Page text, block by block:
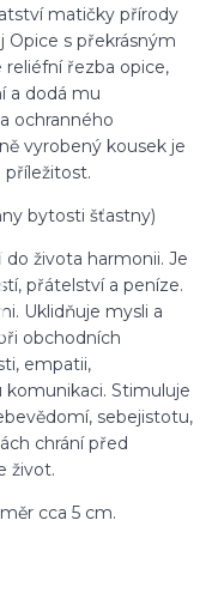
matičky přírody
Opice s překrásným
řezba opice,
a dodá mu
ochranného
vyrobený kousek je
bytosti šťastny)
do života harmonii. Je
přátelství a peníze.
Uklidňuje mysli a
obchodních
empatii,
komunikaci. Stimuluje
sebejistotu,
chrání před
život.
cca 5 cm.